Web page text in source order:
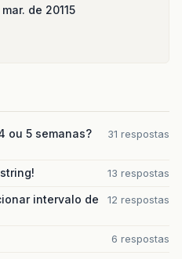
mar. de 20115
ou 5 semanas?
31 respostas
13 respostas
intervalo de
12 respostas
6 respostas